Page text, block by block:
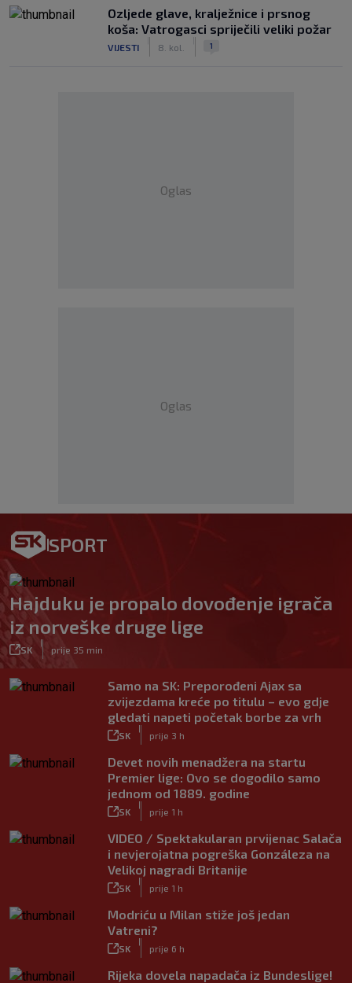
Ozljede glave, kralježnice i prsnog
koša: Vatrogasci spriječili veliki požar
VIJESTI 8. kol. 1
Oglas
Oglas
SPORT
Hajduku je propalo dovođenje igrača
iz norveške druge lige
SK prije 35 min
Samo na SK: Preporođeni Ajax sa
zvijezdama kreće po titulu – evo gdje
gledati napeti početak borbe za vrh
SK prije 3 h
Devet novih menadžera na startu
Premier lige: Ovo se dogodilo samo
jednom od 1889. godine
SK prije 1 h
VIDEO / Spektakularan prvijenac Salača
i nevjerojatna pogreška Gonzáleza na
Velikoj nagradi Britanije
SK prije 1 h
Modriću u Milan stiže još jedan
Vatreni?
SK prije 6 h
Rijeka dovela napadača iz Bundeslige!